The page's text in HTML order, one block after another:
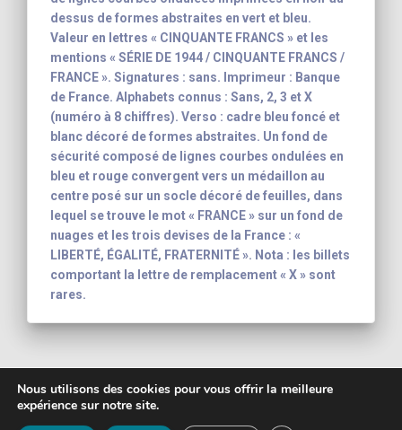
dessus de formes abstraites en vert et bleu.
Valeur en lettres « CINQUANTE FRANCS » et les
mentions « SÉRIE DE 1944 / CINQUANTE FRANCS /
FRANCE ». Signatures : sans. Imprimeur : Banque
de France. Alphabets connus : Sans, 2, 3 et X
(numéro à 8 chiffres). Verso : cadre bleu foncé et
blanc décoré de formes abstraites. Un fond de
sécurité composé de lignes courbes ondulées en
bleu et rouge convergent vers un médaillon au
centre posé sur un socle décoré de feuilles, dans
lequel se trouve le mot « FRANCE » sur un fond de
nuages et les trois devises de la France : «
LIBERTÉ, ÉGALITÉ, FRATERNITÉ ». Nota : les billets
comportant la lettre de remplacement « X » sont
rares.
Copyright 2003 - 2026
Nous utilisons des cookies pour vous offrir la meilleure
expérience sur notre site.